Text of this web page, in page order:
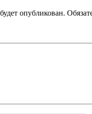
опубликован.